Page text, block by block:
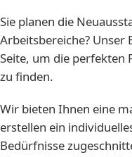
Sie planen die
Arbeitsbereiche?
Seite, um die
zu finden.
Wir bieten Ihnen eine
erstellen ein
Bedürfnisse